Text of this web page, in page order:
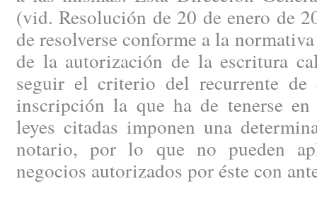
(vid. Resolución de 20 de enero de
de resolverse conforme a la
de la autorización de la escritura
seguir el criterio del recurrente
inscripción la que ha de tenerse
leyes citadas imponen una
notario, por lo que no pueden
negocios autorizados por éste con